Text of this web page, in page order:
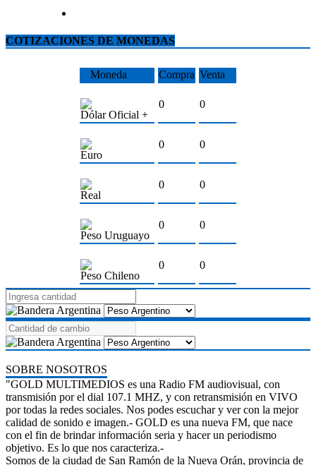
COTIZACIONES DE MONEDAS
Moneda Compra Venta
Dólar Oficial +
0 0
Euro
0 0
Real
0 0
Peso Uruguayo
0 0
Peso Chileno
0 0
SOBRE NOSOTROS
"GOLD MULTIMEDIOS es una Radio FM audiovisual, con
transmisión por el dial 107.1 MHZ, y con retransmisión en VIVO
por todas la redes sociales. Nos podes escuchar y ver con la mejor
calidad de sonido e imagen.- GOLD es una nueva FM, que nace
con el fin de brindar información seria y hacer un periodismo
objetivo. Es lo que nos caracteriza.-
Somos de la ciudad de San Ramón de la Nueva Orán, provincia de